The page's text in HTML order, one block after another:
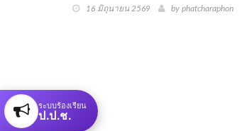
16 มิถุนายน 2569 by phatcharaphon
ระบบร้องเรียน
ป.ป.ช.